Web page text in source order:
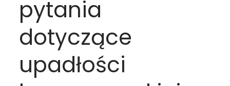
pytania
dotyczące
upadłości